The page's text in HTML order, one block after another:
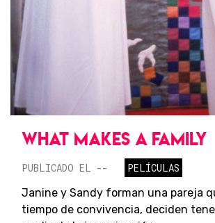
WHAT MAKES A FAMILY
PUBLICADO EL --
PELÍCULAS
Janine y Sandy forman una pareja
tiempo de convivencia, deciden